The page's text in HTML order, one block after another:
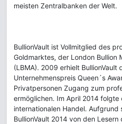
meisten Zentralbanken der Welt.
BullionVault ist Vollmitglied des
Goldmarktes, der London Bullion
(LBMA). 2009 erhielt BullionVault
Unternehmenspreis Queen´s
Privatpersonen Zugang zum
ermöglichen. Im April 2014 folgte
internationalen Handel. Aufgrund
BullionVault 2014 von den Lesern